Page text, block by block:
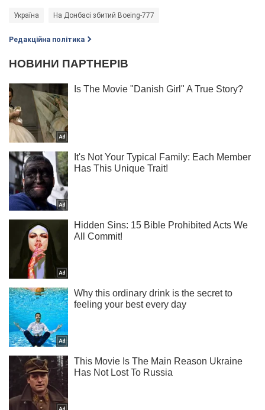
Україна На Донбасі збитий Boeing-777
Редакційна політика